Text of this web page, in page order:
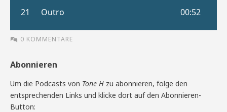
0 KOMMENTARE
Abonnieren
Um die Podcasts von Tone H zu abonnieren, folge den
entsprechenden Links und klicke dort auf den Abonnieren-
Button: